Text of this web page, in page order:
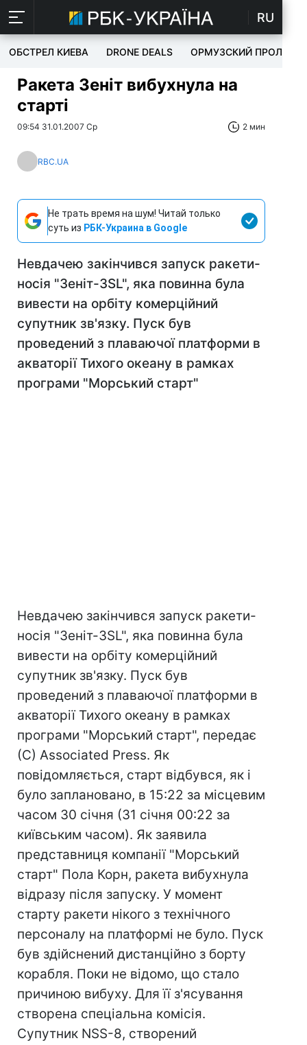
RU
ОБСТРЕЛ КИЕВА DRONE DEALS ОРМУЗСКИЙ ПРОЛИВ
Ракета Зеніт вибухнула на
старті
09:54 31.01.2007 Ср 2 мин
RBC.UA
Не трать время на шум! Читай только
суть из РБК-Украина в Google
Невдачею закінчився запуск ракети-
носія "Зеніт-3SL", яка повинна була
вивести на орбіту комерційний
супутник зв'язку. Пуск був
проведений з плаваючої платформи в
акваторії Тихого океану в рамках
програми "Морський старт"
Невдачею закінчився запуск ракети-
носія "Зеніт-3SL", яка повинна була
вивести на орбіту комерційний
супутник зв'язку. Пуск був
проведений з плаваючої платформи в
акваторії Тихого океану в рамках
програми "Морський старт", передає
(С) Associated Press. Як
повідомляється, старт відбувся, як і
було заплановано, в 15:22 за місцевим
часом 30 січня (31 січня 00:22 за
київським часом). Як заявила
представниця компанії "Морський
старт" Пола Корн, ракета вибухнула
відразу після запуску. У момент
старту ракети нікого з технічного
персоналу на платформі не було. Пуск
був здійснений дистанційно з борту
корабля. Поки не відомо, що стало
причиною вибуху. Для її з'ясування
створена спеціальна комісія.
Супутник NSS-8, створений